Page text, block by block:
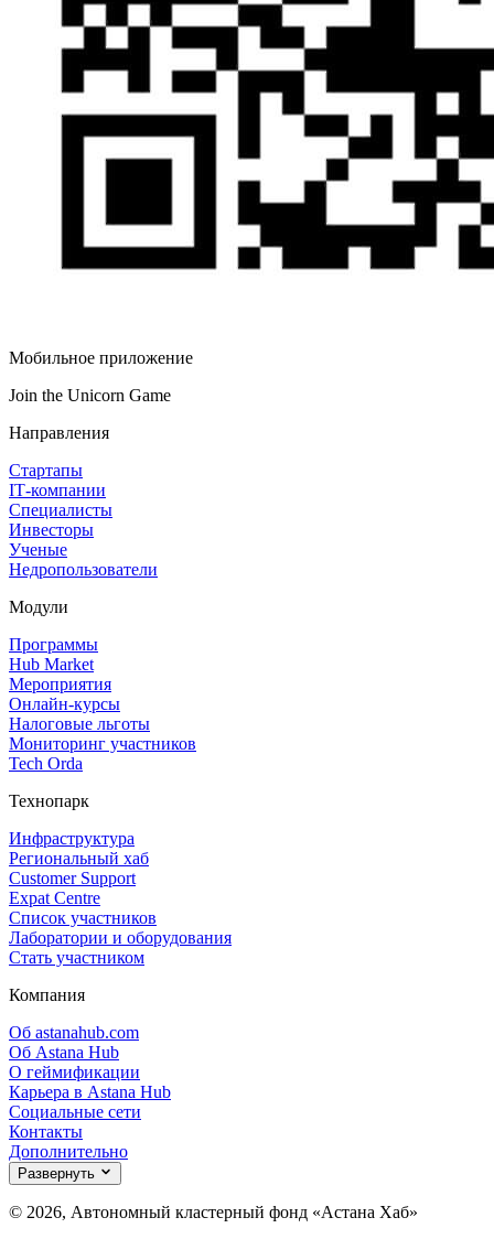
Мобильное приложение
Join the Unicorn Game
Направления
Стартапы
IT‑компании
Специалисты
Инвесторы
Ученые
Недропользователи
Модули
Программы
Hub Market
Мероприятия
Онлайн‑курсы
Налоговые льготы
Мониторинг участников
Tech Orda
Технопарк
Инфраструктура
Региональный хаб
Customer Support
Expat Centre
Список участников
Лаборатории и оборудования
Стать участником
Компания
Об astanahub.com
Об Astana Hub
О геймификации
Карьера в Astana Hub
Социальные сети
Контакты
Дополнительно
Развернуть
© 2026, Автономный кластерный фонд «Астана Хаб»